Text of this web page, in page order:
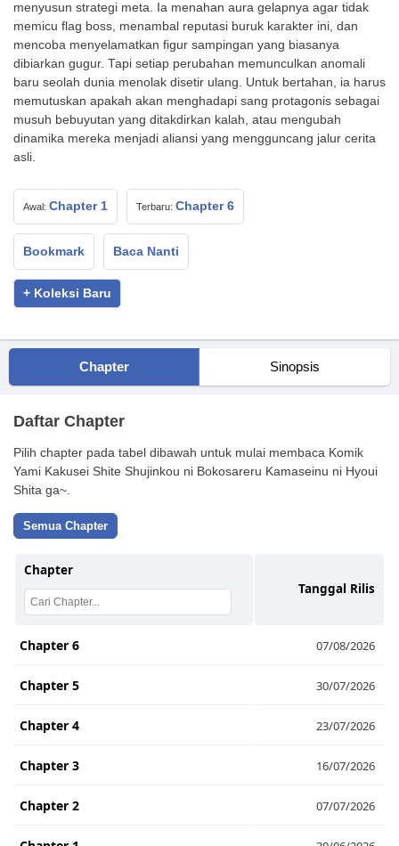
menyusun strategi meta. Ia menahan aura gelapnya agar tidak
memicu flag boss, menambal reputasi buruk karakter ini, dan
mencoba menyelamatkan figur sampingan yang biasanya
dibiarkan gugur. Tapi setiap perubahan memunculkan anomali
baru seolah dunia menolak disetir ulang. Untuk bertahan, ia harus
memutuskan apakah akan menghadapi sang protagonis sebagai
musuh bebuyutan yang ditakdirkan kalah, atau mengubah
dinamika mereka menjadi aliansi yang mengguncang jalur cerita
asli.
Awal: Chapter 1 Terbaru: Chapter 6
Bookmark Baca Nanti
+ Koleksi Baru
Chapter Sinopsis
Daftar Chapter
Pilih chapter pada tabel dibawah untuk mulai membaca Komik
Yami Kakusei Shite Shujinkou ni Bokosareru Kamaseinu ni Hyoui
Shita ga~.
Semua Chapter
Chapter
Tanggal Rilis
Chapter 6 07/08/2026
Chapter 5 30/07/2026
Chapter 4 23/07/2026
Chapter 3 16/07/2026
Chapter 2 07/07/2026